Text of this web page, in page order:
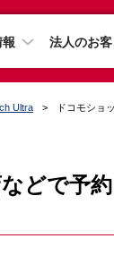
法人のお客
Ultra ドコモショ
どで予